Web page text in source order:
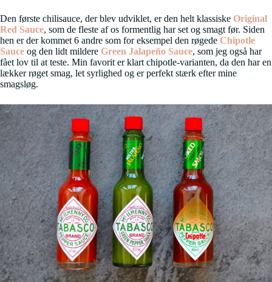
Den første chilisauce, der blev udviklet, er den helt klassiske Original
Red Sauce, som de fleste af os formentlig har set og smagt før. Siden
hen er der kommet 6 andre som for eksempel den røgede Chipotle
Sauce og den lidt mildere Green Jalapeño Sauce, som jeg også har
fået lov til at teste. Min favorit er klart chipotle-varianten, da den har en
lækker røget smag, let syrlighed og er perfekt stærk efter mine
smagsløg.